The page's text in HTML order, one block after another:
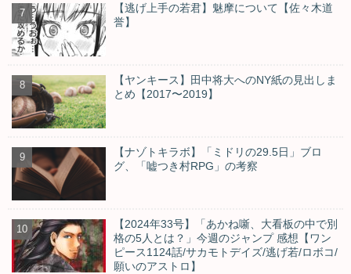
【逃げ上手の若君】魅摩について【佐々木道
誉】
【ヤンキース】田中将大へのNY紙の見出しま
とめ【2017〜2019】
【ナゾトキラボ】「ミドリの29.5日」ブロ
グ、「嘘つき村RPG」の考察
【2024年33号】「あかね噺、大看板の中で別
格の5人とは？」今週のジャンプ 感想【ワン
ピース1124話/サカモトデイズ/逃げ若/ロボコ/
願いのアストロ】